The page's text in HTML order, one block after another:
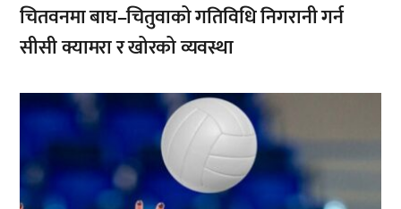
चितवनमा बाघ–चितुवाको गतिविधि निगरानी गर्न
सीसी क्यामरा र खोरको व्यवस्था
,